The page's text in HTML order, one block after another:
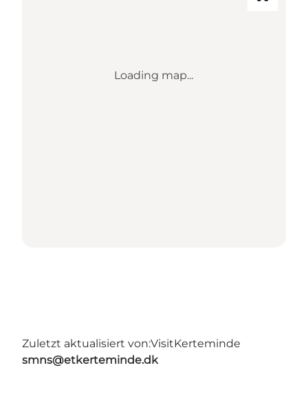
Loading map...
Zuletzt aktualisiert von:VisitKerteminde
smns@etkerteminde.dk